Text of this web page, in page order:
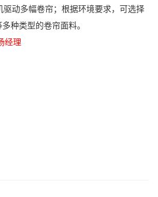
动多幅卷帘；根据环境要求，可选择
种类型的卷帘面料。
经理